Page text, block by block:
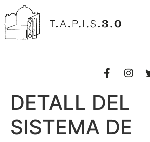
DETALL DEL
SISTEMA DE